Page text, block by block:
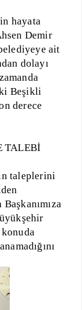
hayata
Demir
ait
dolayı
Beşikli
derece
TALEBİ
taleplerini
konuda